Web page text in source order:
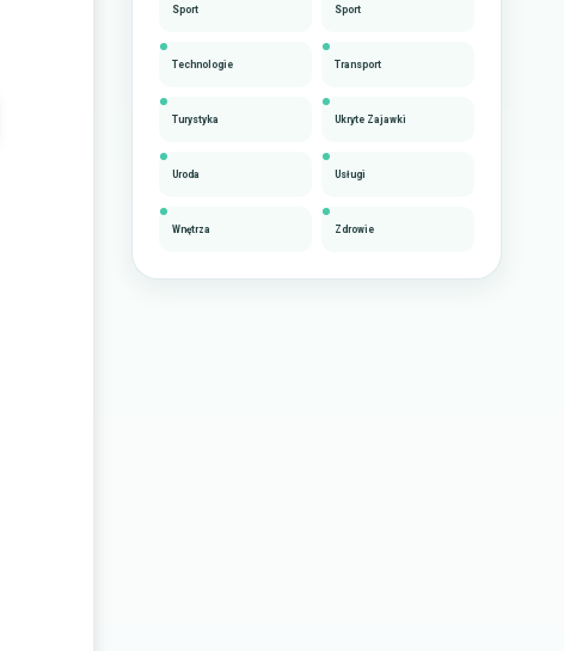
Sport Sport
Technologie Transport
Turystyka Ukryte Zajawki
Uroda Usługi
Wnętrza Zdrowie